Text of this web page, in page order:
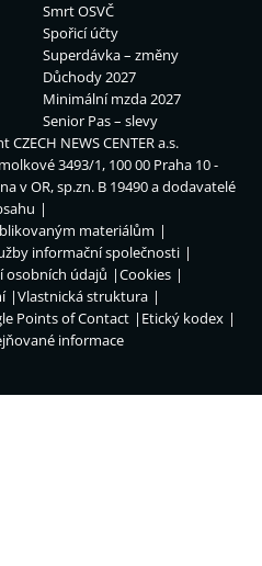
Smrt OSVČ
Spořicí účty
Superdávka – změny
Důchody 2027
Minimální mzda 2027
Senior Pas – slevy
CZECH NEWS CENTER a.s.
3493/1, 100 00 Praha 10 -
v OR, sp.zn. B 19490 a dodavatelé
materiálům
informační společnosti
osobních údajů
Cookies
Vlastnická struktura
Points of Contact
Etický kodex
informace